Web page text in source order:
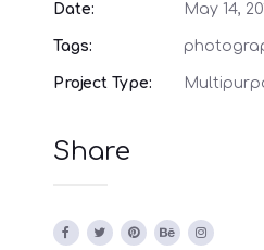
Date: May 14,
Tags:
Project Type:
Share